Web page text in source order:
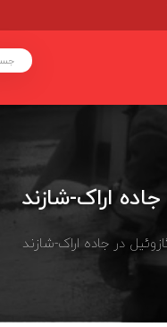
اراک-شازند
در جاده اراک-شازند